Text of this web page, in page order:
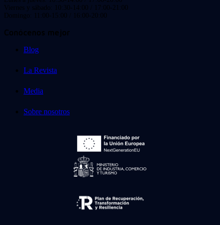
Viernes y sábado: 10:30-14:00 / 17:00-21:00
Domingo: 11:00-15:00 / 16:00-20:00
Conócenos mejor
Blog
La Revista
Media
Sobre nosotros